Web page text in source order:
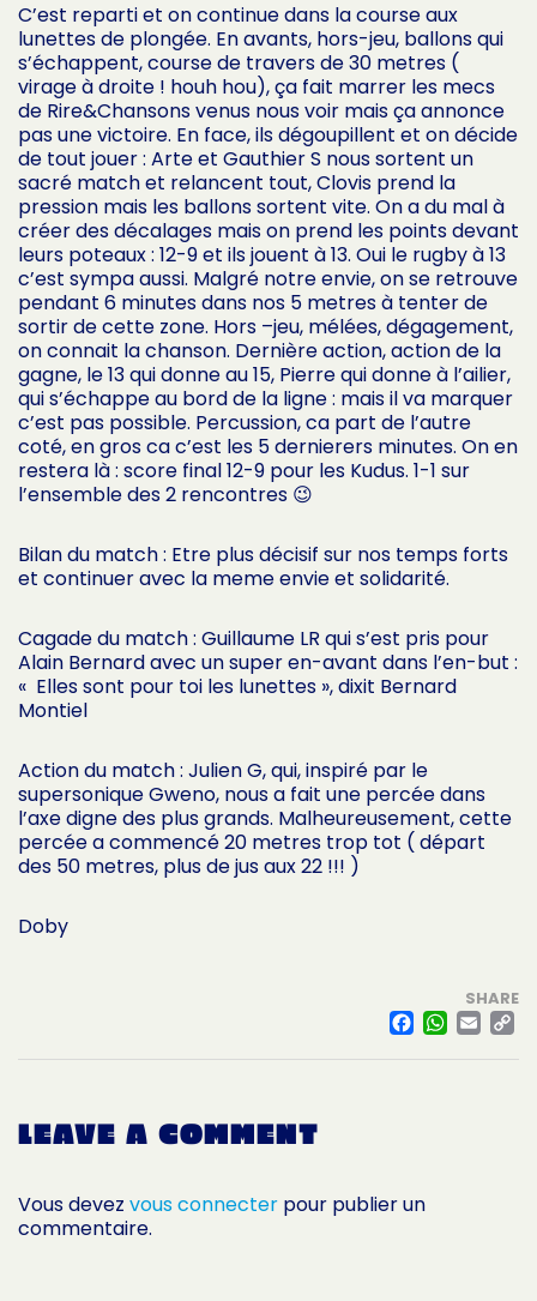
C’est reparti et on continue dans la course aux
lunettes de plongée. En avants, hors-jeu, ballons qui
s’échappent, course de travers de 30 metres (
virage à droite ! houh hou), ça fait marrer les mecs
de Rire&Chansons venus nous voir mais ça annonce
pas une victoire. En face, ils dégoupillent et on décide
de tout jouer : Arte et Gauthier S nous sortent un
sacré match et relancent tout, Clovis prend la
pression mais les ballons sortent vite. On a du mal à
créer des décalages mais on prend les points devant
leurs poteaux : 12-9 et ils jouent à 13. Oui le rugby à 13
c’est sympa aussi. Malgré notre envie, on se retrouve
pendant 6 minutes dans nos 5 metres à tenter de
sortir de cette zone. Hors –jeu, mélées, dégagement,
on connait la chanson. Dernière action, action de la
gagne, le 13 qui donne au 15, Pierre qui donne à l’ailier,
qui s’échappe au bord de la ligne : mais il va marquer
c’est pas possible. Percussion, ca part de l’autre
coté, en gros ca c’est les 5 dernierers minutes. On en
restera là : score final 12-9 pour les Kudus. 1-1 sur
l’ensemble des 2 rencontres 😉
Bilan du match : Etre plus décisif sur nos temps forts
et continuer avec la meme envie et solidarité.
Cagade du match : Guillaume LR qui s’est pris pour
Alain Bernard avec un super en-avant dans l’en-but :
« Elles sont pour toi les lunettes », dixit Bernard
Montiel
Action du match : Julien G, qui, inspiré par le
supersonique Gweno, nous a fait une percée dans
l’axe digne des plus grands. Malheureusement, cette
percée a commencé 20 metres trop tot ( départ
des 50 metres, plus de jus aux 22 !!! )
Doby
SHARE
LEAVE A COMMENT
Vous devez vous connecter pour publier un
commentaire.